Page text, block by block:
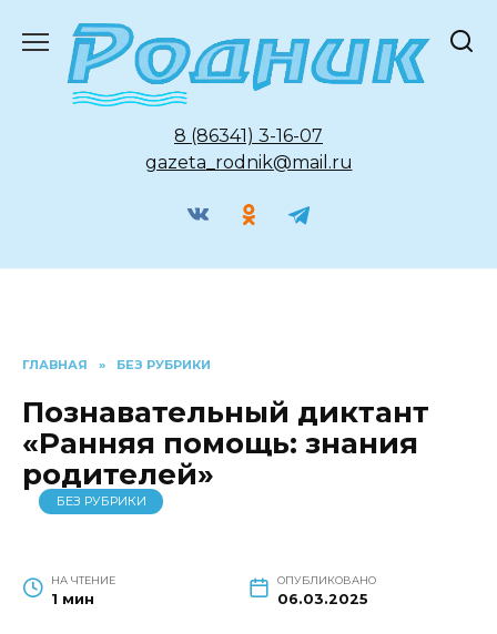
содержанию
8 (86341) 3-16-07
gazeta_rodnik@mail.ru
ГЛАВНАЯ » БЕЗ РУБРИКИ
Познавательный диктант
«Ранняя помощь: знания
родителей»
БЕЗ РУБРИКИ
НА ЧТЕНИЕ
1 мин
ОПУБЛИКОВАНО
06.03.2025